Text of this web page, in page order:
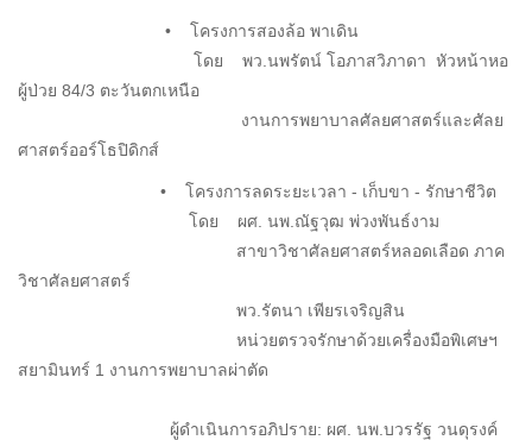
• โครงการสองล้อ พาเดิน
โดย พว.นพรัตน์ โอภาสวิภาดา หัวหน้าหอ
ผู้ป่วย 84/3 ตะวันตกเหนือ
งานการพยาบาลศัลยศาสตร์และศัลย
ศาสตร์ออร์โธปิดิกส์
• โครงการลดระยะเวลา - เก็บขา - รักษาชีวิต
โดย ผศ. นพ.ณัฐวุฒ พ่วงพันธ์งาม
สาขาวิชาศัลยศาสตร์หลอดเลือด ภาค
วิชาศัลยศาสตร์
พว.รัตนา เพียรเจริญสิน
หน่วยตรวจรักษาด้วยเครื่องมือพิเศษฯ
สยามินทร์ 1 งานการพยาบาลผ่าตัด
ผู้ดำเนินการอภิปราย: ผศ. นพ.บวรรัฐ วนดุรงค์